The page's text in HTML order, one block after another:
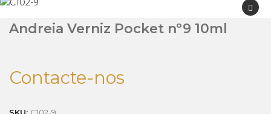
Andreia Verniz Pocket nº9 10ml
Contacte-nos